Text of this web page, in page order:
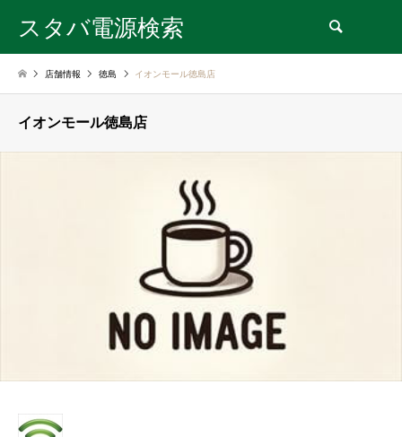
スタバ電源検索
店舗情報 徳島 イオンモール徳島店
イオンモール徳島店